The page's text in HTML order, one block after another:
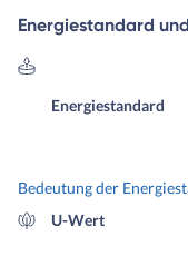
Energiestandard
Energiestandard
Bedeutung der
U-Wert